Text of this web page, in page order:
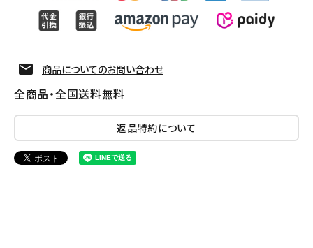
商品についてのお問い合わせ
全商品・全国送料無料
返品特約について